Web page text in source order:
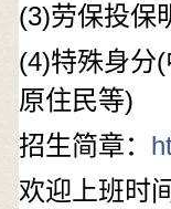
(3)劳保投保
(4)特殊身分
原住民等)
招生简章：
欢迎上班时